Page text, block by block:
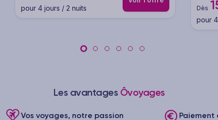
pour 4 jours / 2 nuits Dès
pour
Les avantages Ôvoyages
Vos voyages, notre passion Paiement